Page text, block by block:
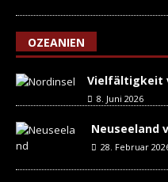
OZEANIEN
Vielfältigkeit
8. Juni 2026
Neuseeland
28. Februar